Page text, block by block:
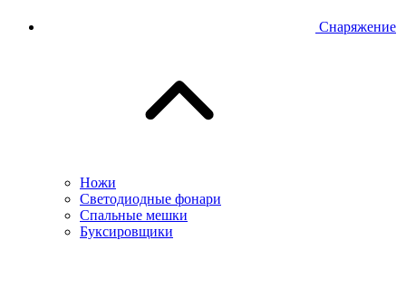
Снаряжение
Ножи
Светодиодные фонари
Спальные мешки
Буксировщики